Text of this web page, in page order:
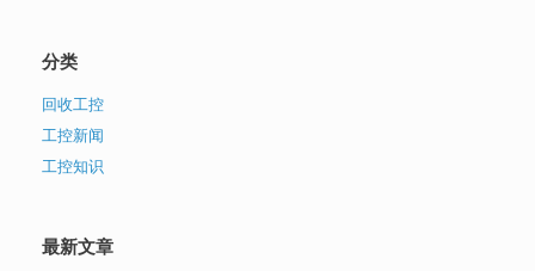
分类
回收工控
工控新闻
工控知识
最新文章